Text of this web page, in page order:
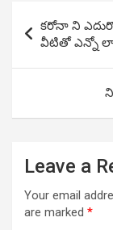
navigation
కరోనా ని
వీటితో ఎన్నో
Leave a
Your email
are marked *